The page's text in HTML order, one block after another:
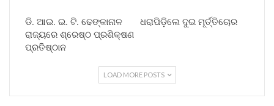
ଡି. ଆଇ. ଇ. ଟି. ଢେଙ୍କାନାଳ
ରାଜ୍ୟରେ ଶ୍ରେଷ୍ଠ ପ୍ରଶିକ୍ଷଣ
ପ୍ରତିଷ୍ଠାନ
ଧରାପିଡ଼ିଲେ ଦୁଇ ମୂର୍ତ୍ତିଚୋର
LOAD MORE POSTS